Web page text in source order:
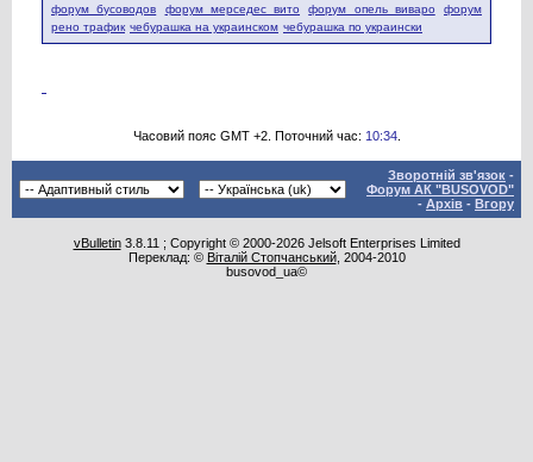
форум бусоводов
форум мерседес вито форум опель виваро
форум
рено трафик чебурашка на украинском чебурашка по украински
Часовий пояс GMT +2. Поточний час: 10:34.
Зворотній зв'язок -
Форум АК "BUSOVOD"
- Архів - Вгору
vBulletin3.8.11 ; Copyright © 2000-2026 Jelsoft Enterprises Limited
Переклад: © Віталій Стопчанський, 2004-2010
busovod_ua©